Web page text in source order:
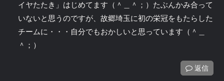
イヤたたき」はじめてます（＾＿＾；）たぶんかみ合って
いないと思うのですが、故郷埼玉に初の栄冠をもたらした
チームに・・・自分でもおかしいと思っています（＾＿
＾；）
返信